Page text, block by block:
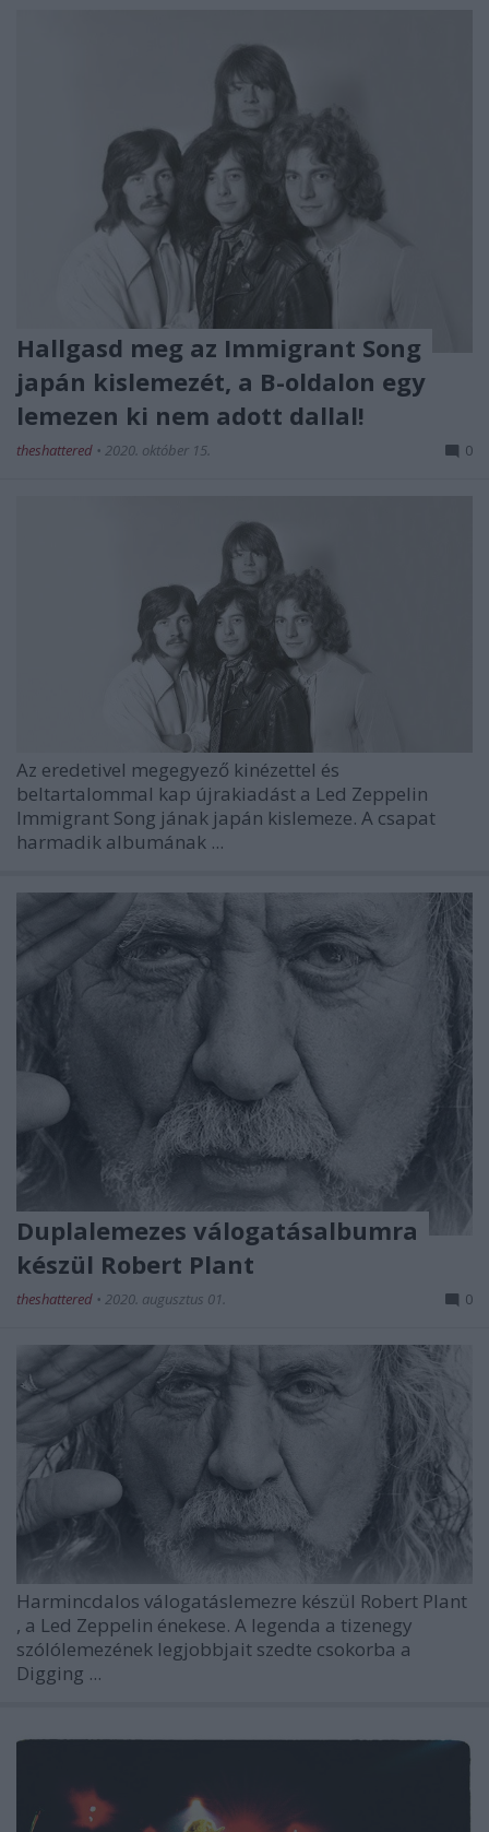
Hallgasd meg az Immigrant Song
japán kislemezét, a B-oldalon egy
lemezen ki nem adott dallal!
theshattered • 2020. október 15. 0
Az eredetivel megegyező kinézettel és
beltartalommal kap újrakiadást a Led Zeppelin
Immigrant Song jának japán kislemeze. A csapat
harmadik albumának ...
Duplalemezes válogatásalbumra
készül Robert Plant
theshattered • 2020. augusztus 01. 0
Harmincdalos válogatáslemezre készül Robert Plant
, a Led Zeppelin énekese. A legenda a tizenegy
szólólemezének legjobbjait szedte csokorba a
Digging ...